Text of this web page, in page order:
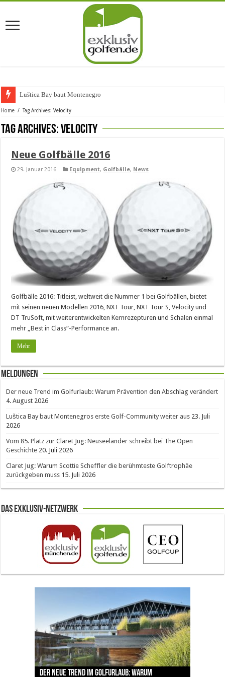
Luštica Bay baut Montenegros er
Home / Tag Archives: Velocity
Tag Archives:Velocity
Neue Golfbälle 2016
29. Januar 2016 Equipment, Golfbälle, News
Golfbälle 2016: Titleist, weltweit die Nummer 1 bei Golfbällen, bietet
mit seinen neuen Modellen 2016, NXT Tour, NXT Tour S, Velocity und
DT TruSoft, mit weiterentwickelten Kernrezepturen und Schalen einmal
mehr „Best in Class“-Performance an.
Mehr
Meldungen
Der neue Trend im Golfurlaub: Warum Prävention den Abschlag verändert
4. August 2026
Luštica Bay baut Montenegros erste Golf-Community weiter aus 23. Juli
2026
Vom 85. Platz zur Claret Jug: Neuseeländer schreibt bei The Open
Geschichte 20. Juli 2026
Claret Jug: Warum Scottie Scheffler die berühmteste Golftrophäe
zurückgeben muss 15. Juli 2026
Das Exklusiv-Netzwerk
Der neue Trend im Golfurlaub: Warum
Luštica Bay baut Montenegros erste Golf-
Vom 85. Platz zur Claret Jug: Neuseeländer
Claret Jug: Warum Scottie Scheffler die
The Open 2026 in Royal Birkdale: Warum der
traditionsreiche Linksplatz zu den größten